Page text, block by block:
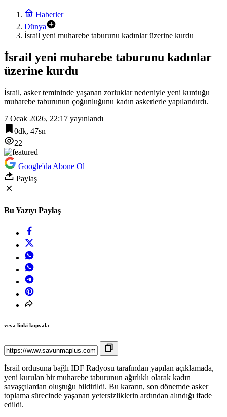
Haberler
Dünya
İsrail yeni muharebe taburunu kadınlar üzerine kurdu
İsrail yeni muharebe taburunu kadınlar
üzerine kurdu
İsrail, asker temininde yaşanan zorluklar nedeniyle yeni kurduğu
muharebe taburunun çoğunluğunu kadın askerlerle yapılandırdı.
7 Ocak 2026, 22:17 yayınlandı
0dk, 47sn
22
Google'da Abone Ol
Paylaş
Bu Yazıyı Paylaş
veya linki kopyala
İsrail ordusuna bağlı IDF Radyosu tarafından yapılan açıklamada,
yeni kurulan bir muharebe taburunun ağırlıklı olarak kadın
savaşçılardan oluştuğu bildirildi. Bu kararın, son dönemde asker
toplama sürecinde yaşanan yetersizliklerin ardından alındığı ifade
edildi.